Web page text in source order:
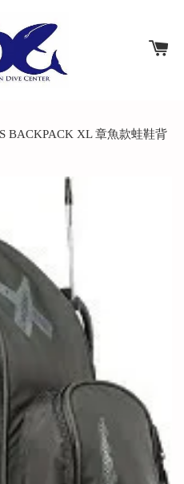
BACKPACK XL 章魚款蛙鞋背